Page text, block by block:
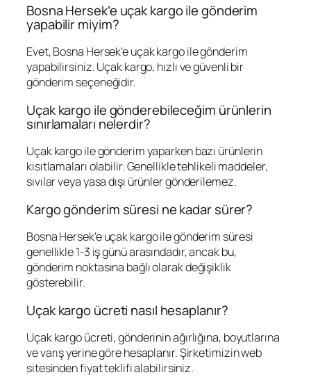
Bosna Hersek’e uçak kargo ile gönderim
yapabilir miyim?
Evet, Bosna Hersek’e uçak kargo ile gönderim
yapabilirsiniz. Uçak kargo, hızlı ve güvenli bir
gönderim seçeneğidir.
Uçak kargo ile gönderebileceğim ürünlerin
sınırlamaları nelerdir?
Uçak kargo ile gönderim yaparken bazı ürünlerin
kısıtlamaları olabilir. Genellikle tehlikeli maddeler,
sıvılar veya yasa dışı ürünler gönderilemez.
Kargo gönderim süresi ne kadar sürer?
Bosna Hersek’e uçak kargo ile gönderim süresi
genellikle 1-3 iş günü arasındadır, ancak bu,
gönderim noktasına bağlı olarak değişiklik
gösterebilir.
Uçak kargo ücreti nasıl hesaplanır?
Uçak kargo ücreti, gönderinin ağırlığına, boyutlarına
ve varış yerine göre hesaplanır. Şirketimizin web
sitesinden fiyat teklifi alabilirsiniz.